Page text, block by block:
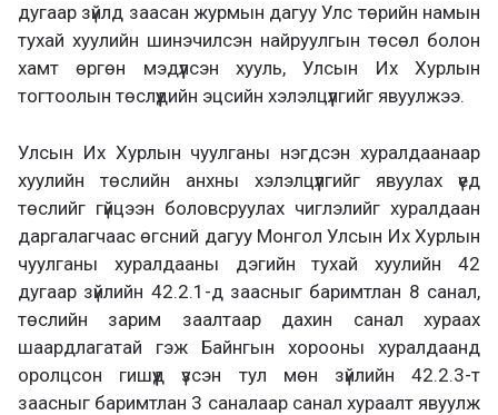
дугаар зүйлд заасан журмын дагуу Улс төрийн намын
тухай хуулийн шинэчилсэн найруулгын төсөл болон
хамт өргөн мэдүүлсэн хууль, Улсын Их Хурлын
тогтоолын төслүүдийн эцсийн хэлэлцүүлгийг явуулжээ.
Улсын Их Хурлын чуулганы нэгдсэн хуралдаанаар
хуулийн төслийн анхны хэлэлцүүлгийг явуулах үед
төслийг гүйцээн боловсруулах чиглэлийг хуралдаан
даргалагчаас өгсний дагуу Монгол Улсын Их Хурлын
чуулганы хуралдааны дэгийн тухай хуулийн 42
дугаар зүйлийн 42.2.1-д заасныг баримтлан 8 санал,
төслийн зарим заалтаар дахин санал хураах
шаардлагатай гэж Байнгын хорооны хуралдаанд
оролцсон гишүүд үзсэн тул мөн зүйлийн 42.2.3-т
заасныг баримтлан 3 саналаар санал хураалт явуулж